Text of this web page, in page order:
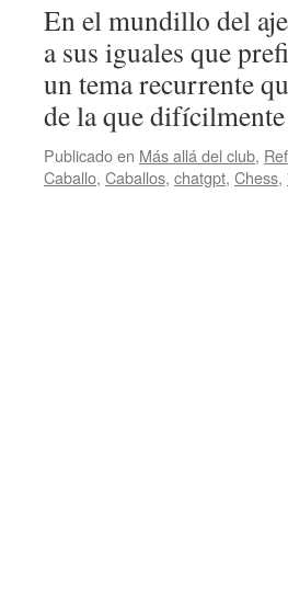
En el mundillo del
a sus iguales que
un tema recurrente
de la que
Publicado en Más allá del club,
Caballo, Caballos, chatgpt, Chess,